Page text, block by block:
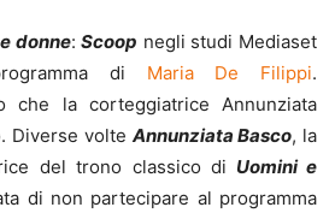
donne:Scoop negli studi Mediaset
di Maria De Filippi.
che la corteggiatrice Annunziata
Diverse volte Annunziata Basco, la
del trono classico di Uomini e
di non partecipare al programma